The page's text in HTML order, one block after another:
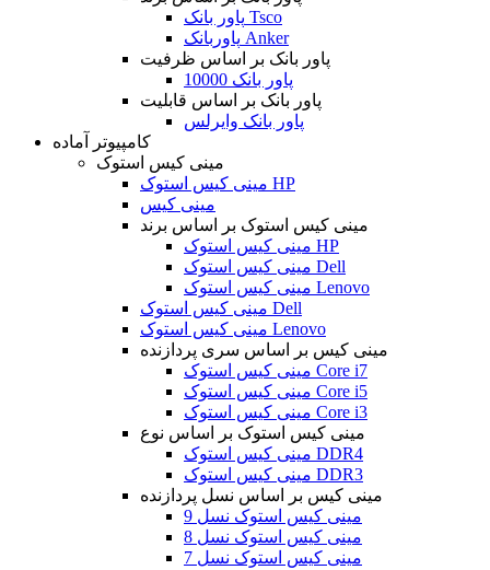
پاور بانک Tsco
پاوربانک Anker
پاور بانک بر اساس ظرفیت
پاور بانک 10000
پاور بانک بر اساس قابلیت
پاور بانک وایرلس
کامپیوتر آماده
مینی کیس استوک
مینی کیس استوک HP
مینی کیس
مینی کیس استوک بر اساس برند
مینی کیس استوک HP
مینی کیس استوک Dell
مینی کیس استوک Lenovo
مینی کیس استوک Dell
مینی کیس استوک Lenovo
مینی کیس بر اساس سری پردازنده
مینی کیس استوک Core i7
مینی کیس استوک Core i5
مینی کیس استوک Core i3
مینی کیس استوک بر اساس نوع
مینی کیس استوک DDR4
مینی کیس استوک DDR3
مینی کیس بر اساس نسل پردازنده
مینی کیس استوک نسل 9
مینی کیس استوک نسل 8
مینی کیس استوک نسل 7